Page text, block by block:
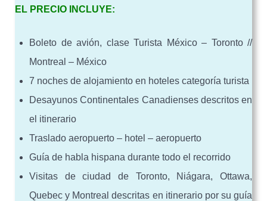
EL PRECIO INCLUYE:
Boleto de avión, clase Turista México – Toronto //
Montreal – México
7 noches de alojamiento en hoteles categoría turista
Desayunos Continentales Canadienses descritos en
el itinerario
Traslado aeropuerto – hotel – aeropuerto
Guía de habla hispana durante todo el recorrido
Visitas de ciudad de Toronto, Niágara, Ottawa,
Quebec y Montreal descritas en itinerario por su guía